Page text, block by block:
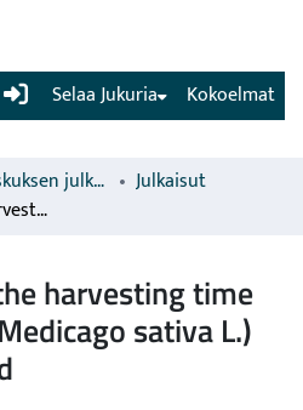
(current) Kokoelmat
Selaa Jukuria
Luonnonvarakeskuksen julkaisut
Julkaisut
Optimization of the harvesting time of pure lucerne (Medicago sativa L.) swards in Finland
harvesting time
sativa L.)